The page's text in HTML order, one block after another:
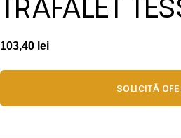
103,40 lei
SOLICITĂ